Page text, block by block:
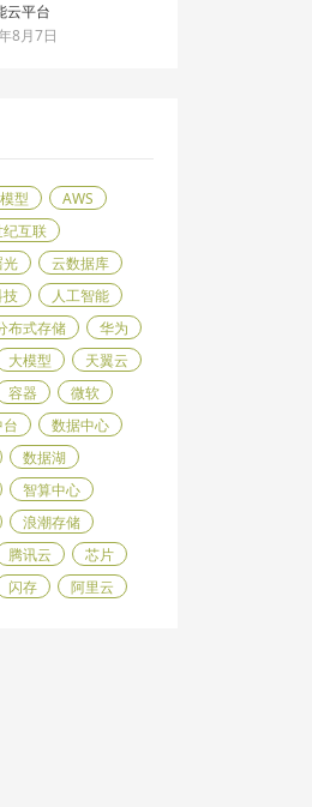
云平台
8月7日
型
AWS
纪互联
光
云数据库
技
人工智能
布式存储
华为
大模型
天翼云
容器
微软
数据中心
数据湖
智算中心
浪潮存储
腾讯云
芯片
闪存 阿里云